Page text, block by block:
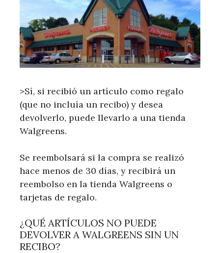
>Sí, si recibió un artículo como regalo
(que no incluía un recibo) y desea
devolverlo, puede llevarlo a una tienda
Walgreens.
Se reembolsará si la compra se realizó
hace menos de 30 días, y recibirá un
reembolso en la tienda Walgreens o
tarjetas de regalo.
¿QUÉ ARTÍCULOS NO PUEDE
DEVOLVER A WALGREENS SIN UN
RECIBO?